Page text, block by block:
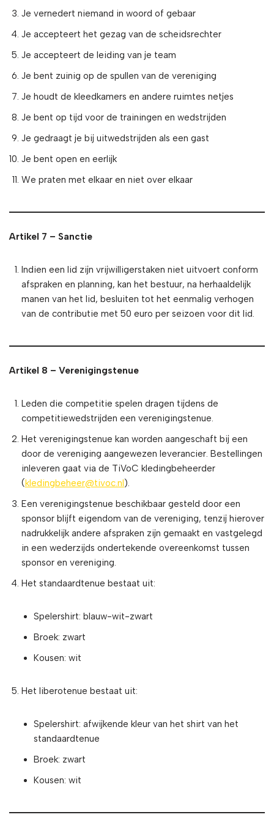
Je vernedert niemand in woord of gebaar
Je accepteert het gezag van de scheidsrechter
Je accepteert de leiding van je team
Je bent zuinig op de spullen van de vereniging
Je houdt de kleedkamers en andere ruimtes netjes
Je bent op tijd voor de trainingen en wedstrijden
Je gedraagt je bij uitwedstrijden als een gast
Je bent open en eerlijk
We praten met elkaar en niet over elkaar
Artikel 7 – Sanctie
Indien een lid zijn vrijwilligerstaken niet uitvoert conform
afspraken en planning, kan het bestuur, na herhaaldelijk
manen van het lid, besluiten tot het eenmalig verhogen
van de contributie met 50 euro per seizoen voor dit lid.
Artikel 8 – Verenigingstenue
Leden die competitie spelen dragen tijdens de
competitiewedstrijden een verenigingstenue.
Het verenigingstenue kan worden aangeschaft bij een
door de vereniging aangewezen leverancier. Bestellingen
inleveren gaat via de TiVoC kledingbeheerder
( kledingbeheer@tivoc.nl ).
Een verenigingstenue beschikbaar gesteld door een
sponsor blijft eigendom van de vereniging, tenzij hierover
nadrukkelijk andere afspraken zijn gemaakt en vastgelegd
in een wederzijds ondertekende overeenkomst tussen
sponsor en vereniging.
Het standaardtenue bestaat uit:
Spelershirt: blauw-wit-zwart
Broek: zwart
Kousen: wit
Het liberotenue bestaat uit:
Spelershirt: afwijkende kleur van het shirt van het
standaardtenue
Broek: zwart
Kousen: wit